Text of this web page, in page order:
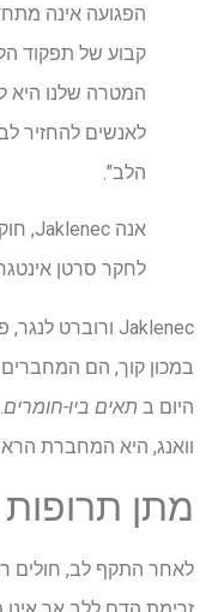
הפגועה אינה
קבוע של תפקוד
המטרה שלנו היא
לאנשים להחזיר
הלב".
לחקר סרטן
במכון קוך, הם
היום ב תאים ביו-חומרים
וואנג, היא המחברת
מתן
לאחר התקף לב, חולים